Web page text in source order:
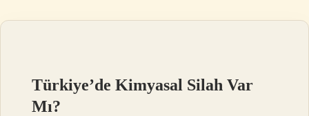
Türkiye’de Kimyasal Silah Var
Mı?